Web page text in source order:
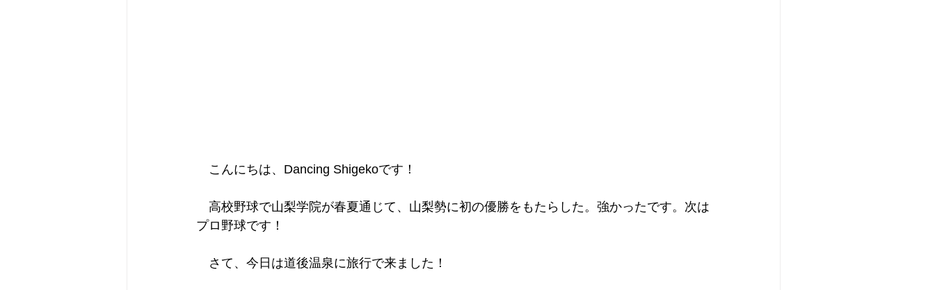
こんにちは、Dancing Shigekoです！
高校野球で山梨学院が春夏通じて、山梨勢に初の優勝をもたらした。強かったです。次は
プロ野球です！
さて、今日は道後温泉に旅行で来ました！